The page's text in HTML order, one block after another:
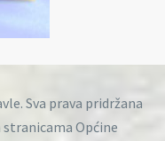
Sva prava pridržana
Općine